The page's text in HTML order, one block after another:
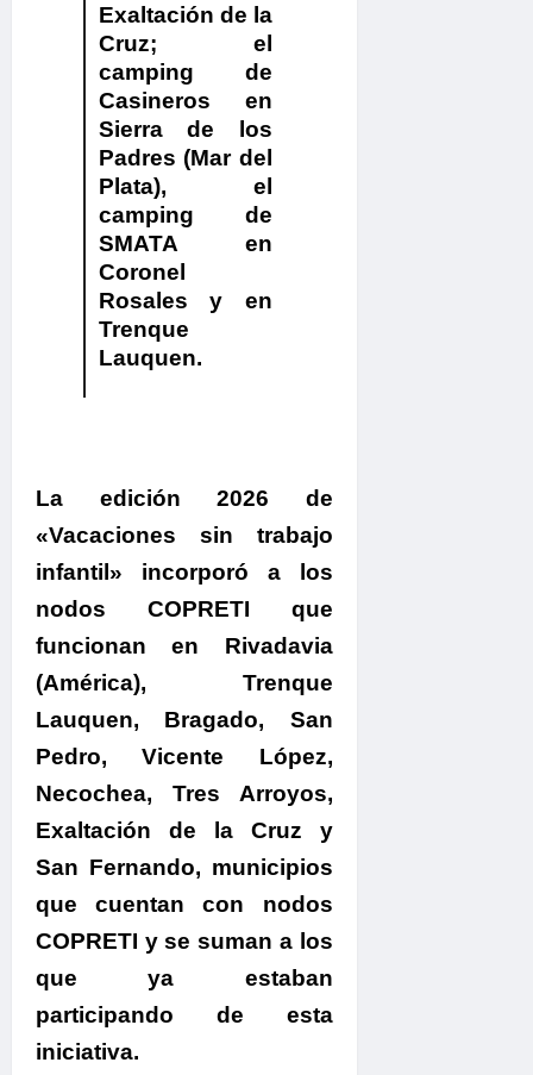
Exaltación de la
Cruz; el
camping de
Casineros en
Sierra de los
Padres (Mar del
Plata), el
camping de
SMATA en
Coronel
Rosales y en
Trenque
Lauquen.
La edición 2026 de
«Vacaciones sin trabajo
infantil» incorporó a los
nodos COPRETI que
funcionan en Rivadavia
(América), Trenque
Lauquen, Bragado, San
Pedro, Vicente López,
Necochea, Tres Arroyos,
Exaltación de la Cruz y
San Fernando, municipios
que cuentan con nodos
COPRETI y se suman a los
que ya estaban
participando de esta
iniciativa.